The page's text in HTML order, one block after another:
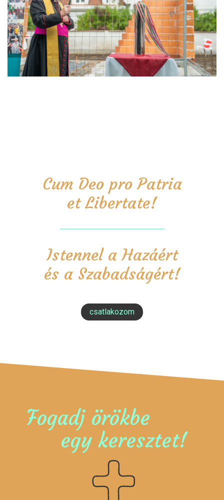
Cum Deo pro Patria
et Libertate!
Istennel a Hazáért
és a Szabadságért!
csatlakozom
Fogadj örökbe
egy keresztet!